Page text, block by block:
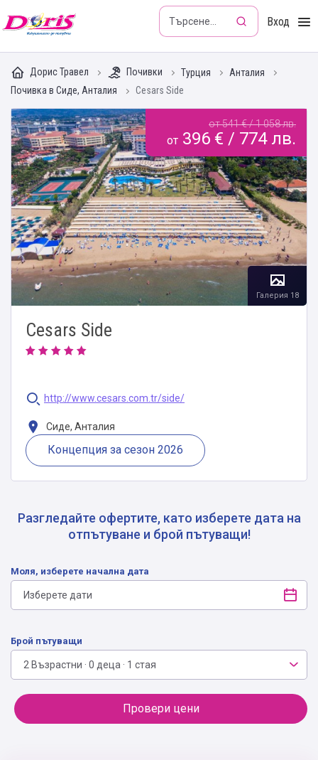
Doris - Изкушението да пътуваш Вход
Дорис Травел Почивки Турция
Анталия
Почивка в Сиде, Анталия
Cesars Side
Cesars Side
http://www.cesars.com.tr/side/
Сиде, Анталия
Концепция за сезон 2026
от 541 € / 1 058 лв.
от 396 € / 774 лв.
Галерия 18
Разгледайте офертите, като изберете дата на
отпътуване и брой пътуващи!
Моля, изберете начална дата
Брой пътуващи
2 Възрастни · 0 деца · 1 стая
Провери цени